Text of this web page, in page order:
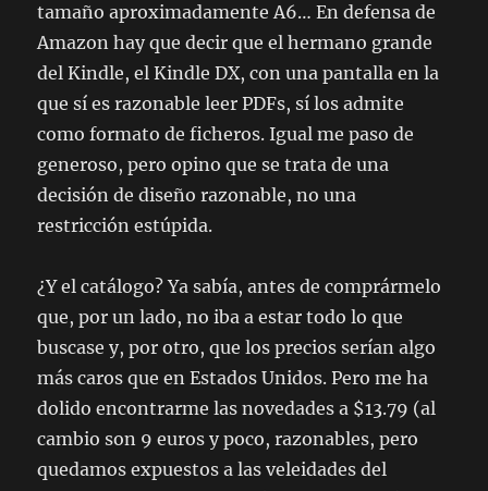
tamaño aproximadamente A6… En defensa de
Amazon hay que decir que el hermano grande
del Kindle, el Kindle DX, con una pantalla en la
que sí es razonable leer PDFs, sí los admite
como formato de ficheros. Igual me paso de
generoso, pero opino que se trata de una
decisión de diseño razonable, no una
restricción estúpida.
¿Y el catálogo? Ya sabía, antes de comprármelo
que, por un lado, no iba a estar todo lo que
buscase y, por otro, que los precios serían algo
más caros que en Estados Unidos. Pero me ha
dolido encontrarme las novedades a $13.79 (al
cambio son 9 euros y poco, razonables, pero
quedamos expuestos a las veleidades del